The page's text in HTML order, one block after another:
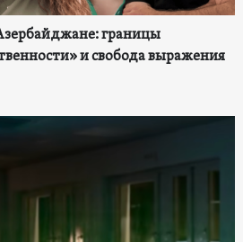
границы
и свобода выражения